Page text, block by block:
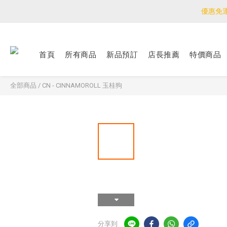
優惠免
優惠免
優惠免
首頁 所有商品 新品預訂 店長推薦 特價商品
全部商品 / CN - CINNAMOROLL 玉桂狗
分享到